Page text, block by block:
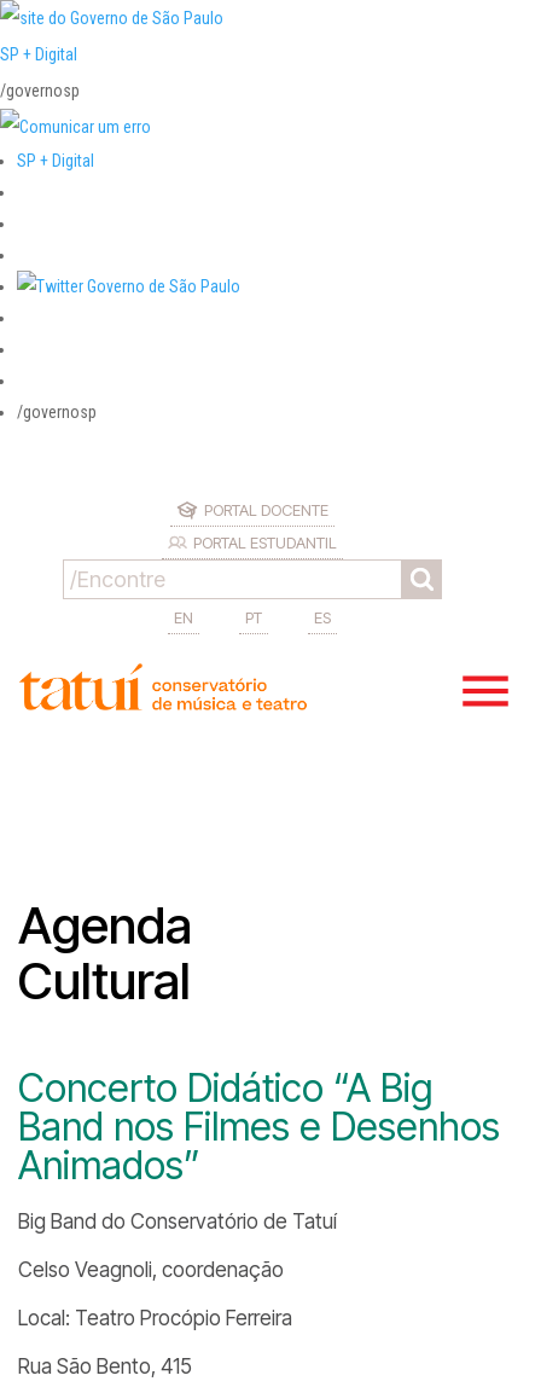
SP + Digital
/governosp
SP + Digital
/governosp
PORTAL DOCENTE
PORTAL ESTUDANTIL
EN PT ES
Agenda
Cultural
Concerto Didático “A Big
Band nos Filmes e Desenhos
Animados”
Big Band do Conservatório de Tatuí
Celso Veagnoli, coordenação
Local: Teatro Procópio Ferreira
Rua São Bento, 415